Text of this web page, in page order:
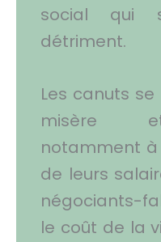
social qui
détriment.
Les canuts
misère et
notamment
de leurs
négociants-
le coût de la